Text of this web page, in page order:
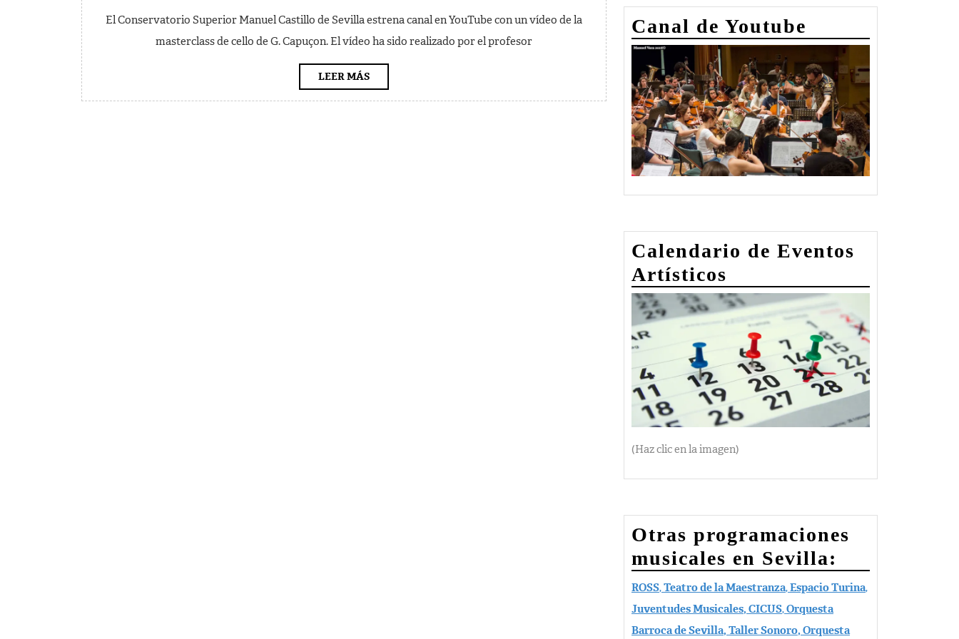
vídeo
en
YouTube
El Conservatorio Superior Manuel Castillo de Sevilla estrena canal en YouTube con un vídeo de la
masterclass de cello de G. Capuçon. El vídeo ha sido realizado por el profesor
LEER MÁSLEER
MÁS
Canal de Youtube
Calendario de Eventos
Artísticos
(Haz clic en la imagen)
Otras programaciones
musicales en Sevilla:
ROSS,Teatro de la Maestranza,Espacio Turina,
Juventudes Musicales, CICUS,Orquesta
Barroca de Sevilla, Taller Sonoro, Orquesta